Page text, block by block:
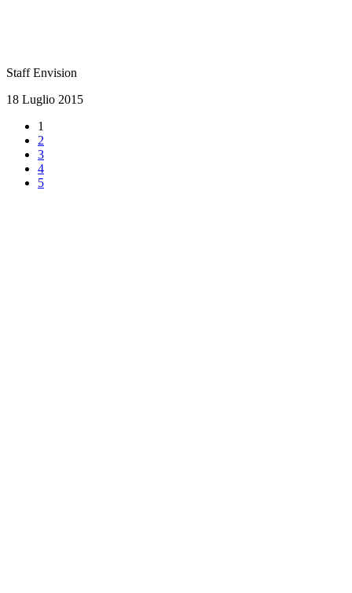
Staff Envision
18 Luglio 2015
1
2
3
4
5